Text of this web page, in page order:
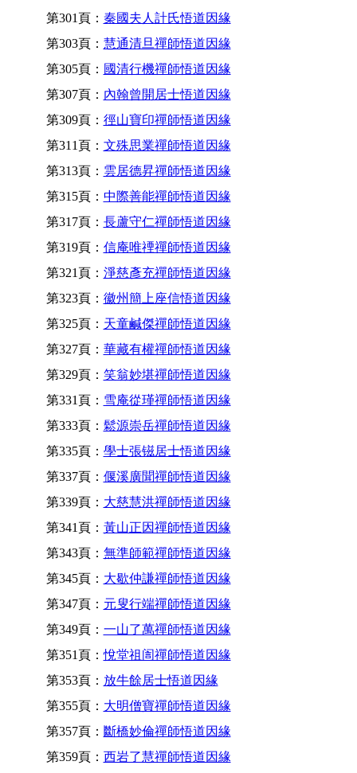
第301頁： 秦國夫人計氏悟道因緣
第303頁： 慧通清旦禪師悟道因緣
第305頁： 國清行機禪師悟道因緣
第307頁： 內翰曾開居士悟道因緣
第309頁： 徑山寶印禪師悟道因緣
第311頁： 文殊思業禪師悟道因緣
第313頁： 雲居德昇禪師悟道因緣
第315頁： 中際善能禪師悟道因緣
第317頁： 長蘆守仁禪師悟道因緣
第319頁： 信庵唯禋禪師悟道因緣
第321頁： 淨慈彥充禪師悟道因緣
第323頁： 徽州簡上座信悟道因緣
第325頁： 天童鹹傑禪師悟道因緣
第327頁： 華藏有權禪師悟道因緣
第329頁： 笑翁妙堪禪師悟道因緣
第331頁： 雪庵從瑾禪師悟道因緣
第333頁： 鬆源崇岳禪師悟道因緣
第335頁： 學士張镃居士悟道因緣
第337頁： 偃溪廣聞禪師悟道因緣
第339頁： 大慈慧洪禪師悟道因緣
第341頁： 黃山正因禪師悟道因緣
第343頁： 無準師範禪師悟道因緣
第345頁： 大歇仲謙禪師悟道因緣
第347頁： 元叟行端禪師悟道因緣
第349頁： 一山了萬禪師悟道因緣
第351頁：悅堂祖訚禪師悟道因緣
第353頁： 放牛餘居士悟道因緣
第355頁： 大明僧寶禪師悟道因緣
第357頁： 斷橋妙倫禪師悟道因緣
第359頁： 西岩了慧禪師悟道因緣